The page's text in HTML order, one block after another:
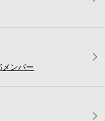
メンバー